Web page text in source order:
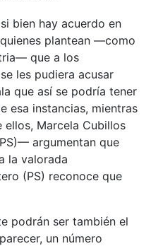
bien hay acuerdo en
plantean —como
que a los
les pudiera acusar
que así se podría tener
esa instancias, mientras
Marcela Cubillos
argumentan que
la valorada
(PS) reconoce que
podrán ser también el
un número